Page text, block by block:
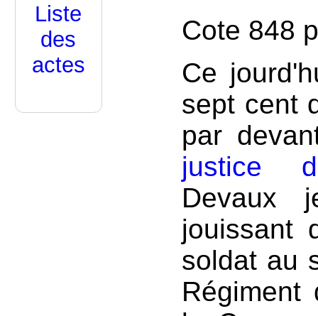
Cote 848
Ce
sept cent
par
justice
Devaux
jouissant
soldat au
Régiment
Liste
des
actes